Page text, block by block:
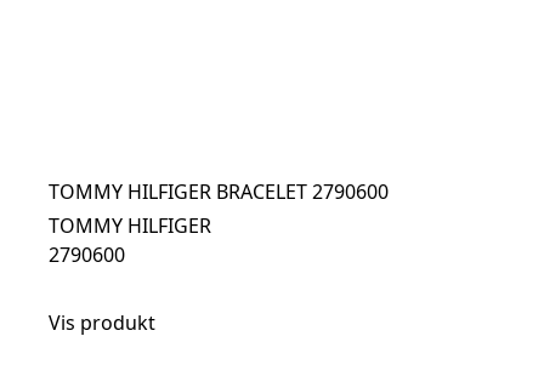
TOMMY HILFIGER BRACELET 2790600
TOMMY HILFIGER
2790600
Vis produkt